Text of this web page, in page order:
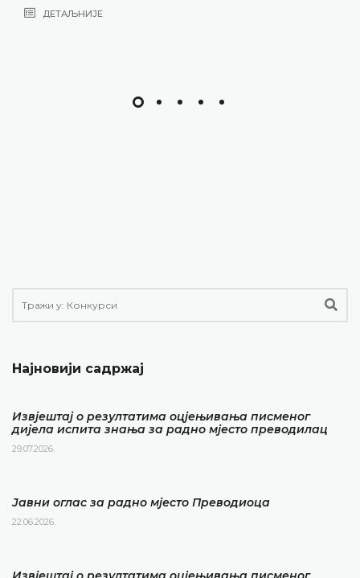
ДЕТАЉНИЈЕ
Најновији садржај
Извјештај о резултатима оцјењивања писменог
дијела испита знања за радно мјесто преводилац
29.07.2026.
Јавни оглас за радно мјесто Преводиоца
22.06.2026.